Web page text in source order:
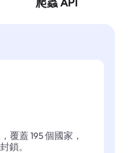
覆蓋 195 個國家，
鎖。